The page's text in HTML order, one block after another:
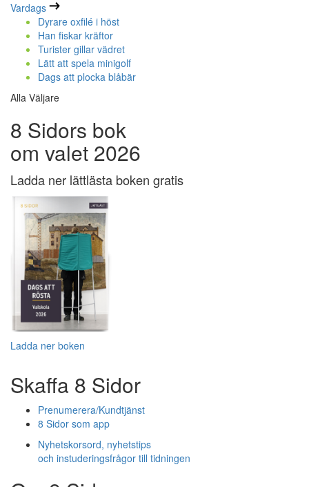
Vardags
Dyrare oxfilé i höst
Han fiskar kräftor
Turister gillar vädret
Lätt att spela minigolf
Dags att plocka blåbär
Alla Väljare
8 Sidors bok
om valet 2026
Ladda ner lättlästa boken gratis
Ladda ner boken
Skaffa 8 Sidor
Prenumerera/Kundtjänst
8 Sidor som app
Nyhetskorsord, nyhetstips
och instuderingsfrågor till tidningen